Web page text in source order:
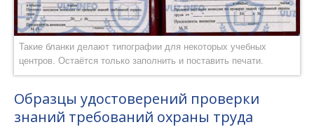
Такие бланки делают типографии для некоторых учебных
центров. Остаётся только заполнить и поставить печати.
Образцы удостоверений проверки
знаний требований охраны труда